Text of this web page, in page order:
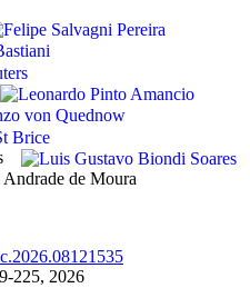
de Moura
225, 2026